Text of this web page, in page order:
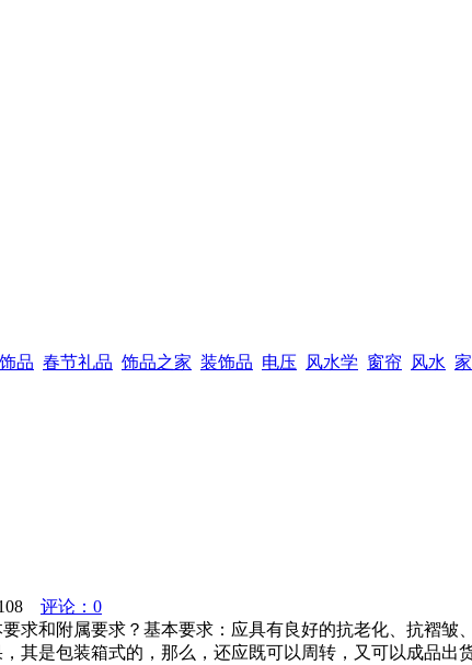
品 春节礼品 饰品之家 装饰品 电压 风水学 窗帘 风水
评论：0
求和附属要求？基本要求：应具有良好的抗老化、抗褶
其是包装箱式的，那么，还应既可以周转，又可以成品出